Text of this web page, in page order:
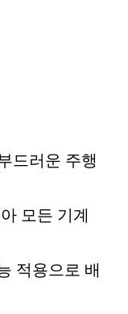
드러운 주행
모든 기계
적용으로 배